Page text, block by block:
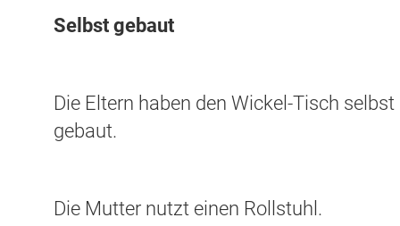
Selbst gebaut
Die Eltern haben den Wickel-Tisch selbst
gebaut.
Die Mutter nutzt einen Rollstuhl.